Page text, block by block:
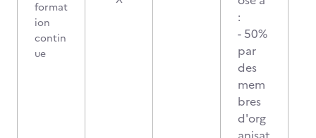
format
ion
contin
ue
:
- 50%
par
des
mem
bres
d'org